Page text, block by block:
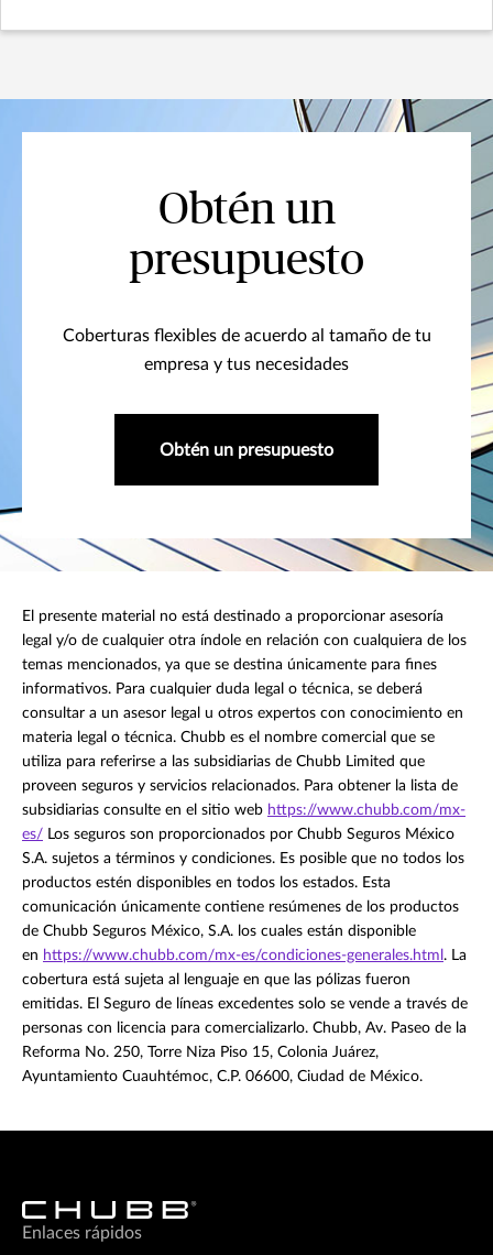
Obtén un
presupuesto
Coberturas flexibles de acuerdo al tamaño de tu
empresa y tus necesidades
Obtén un presupuesto
El presente material no está destinado a proporcionar asesoría
legal y/o de cualquier otra índole en relación con cualquiera de los
temas mencionados, ya que se destina únicamente para fines
informativos. Para cualquier duda legal o técnica, se deberá
consultar a un asesor legal u otros expertos con conocimiento en
materia legal o técnica. Chubb es el nombre comercial que se
utiliza para referirse a las subsidiarias de Chubb Limited que
proveen seguros y servicios relacionados. Para obtener la lista de
subsidiarias consulte en el sitio web https://www.chubb.com/mx-
es/ Los seguros son proporcionados por Chubb Seguros México
S.A. sujetos a términos y condiciones. Es posible que no todos los
productos estén disponibles en todos los estados. Esta
comunicación únicamente contiene resúmenes de los productos
de Chubb Seguros México, S.A. los cuales están disponible
en https://www.chubb.com/mx-es/condiciones-generales.html . La
cobertura está sujeta al lenguaje en que las pólizas fueron
emitidas. El Seguro de líneas excedentes solo se vende a través de
personas con licencia para comercializarlo. Chubb, Av. Paseo de la
Reforma No. 250, Torre Niza Piso 15, Colonia Juárez,
Ayuntamiento Cuauhtémoc, C.P. 06600, Ciudad de México.
Enlaces rápidos